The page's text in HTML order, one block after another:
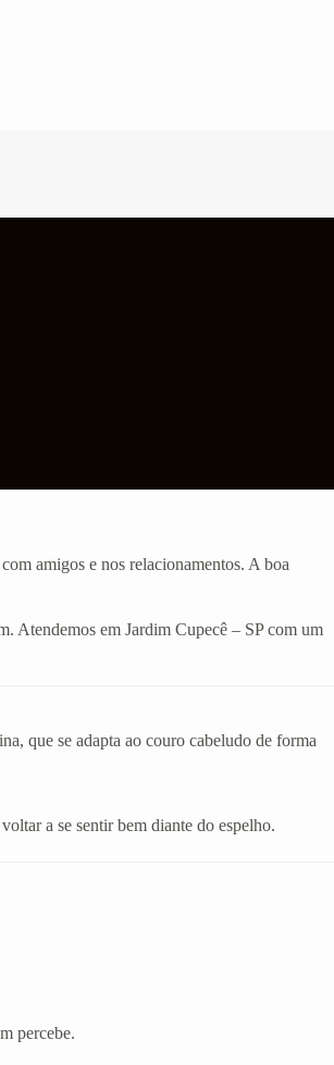
amigos e nos relacionamentos. A boa
Atendemos em Jardim Cupecê – SP com um
que se adapta ao couro cabeludo de forma
a se sentir bem diante do espelho.
percebe.